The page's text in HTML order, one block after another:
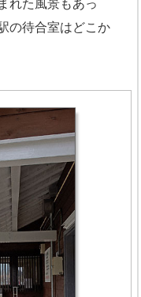
の待合室はどこか